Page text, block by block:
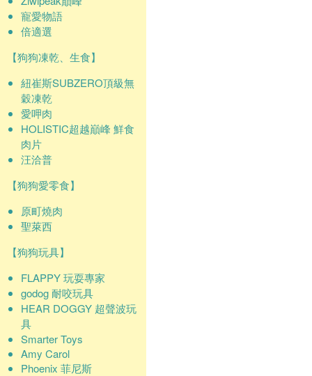
寵愛物語
倍適選
【狗狗凍乾、生食】
紐崔斯SUBZERO頂級無
穀凍乾
愛呷肉
HOLISTIC超越巔峰 鮮食
肉片
汪洽普
【狗狗愛零食】
原町燒肉
聖萊西
【狗狗玩具】
FLAPPY 玩耍專家
godog 耐咬玩具
HEAR DOGGY 超聲波玩
具
Smarter Toys
Amy Carol
Phoenix 菲尼斯